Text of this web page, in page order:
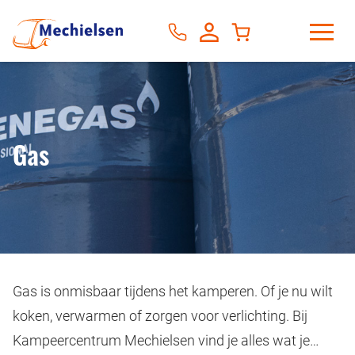
Gas
Gas is onmisbaar tijdens het kamperen. Of je nu wilt
koken, verwarmen of zorgen voor verlichting. Bij
Kampeercentrum Mechielsen vind je alles wat je